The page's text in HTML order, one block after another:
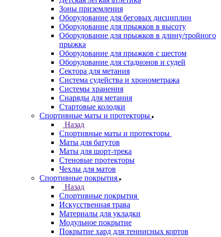
Зоны приземления
Оборудование для беговых дисциплин
Оборудование для прыжков в высоту
Оборудование для прыжков в длину/тройного
прыжка
Оборудование для прыжков с шестом
Оборудование для стадионов и судей
Сектора для метания
Система судейства и хронометража
Системы хранения
Снаряды для метания
Стартовые колодки
Спортивные маты и протекторы
Назад
Спортивные маты и протекторы
Маты для батутов
Маты для шорт-трека
Стеновые протекторы
Чехлы для матов
Спортивные покрытия
Назад
Спортивные покрытия
Искусственная трава
Материалы для укладки
Модульное покрытие
Покрытие хард для теннисных кортов